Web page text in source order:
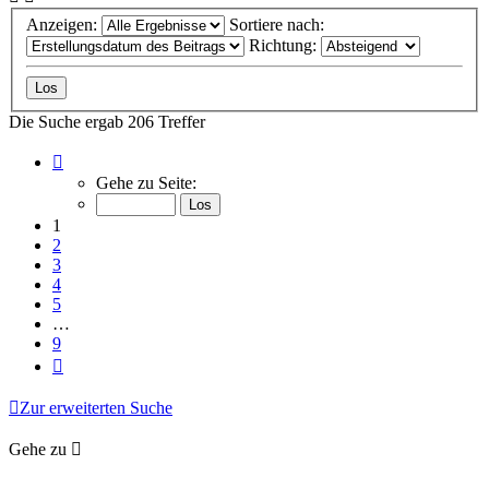
Anzeigen:
Sortiere nach:
Richtung:
Die Suche ergab 206 Treffer
von
Gehe zu Seite:
1
2
3
4
5
…
9
Zur erweiterten Suche
Gehe zu